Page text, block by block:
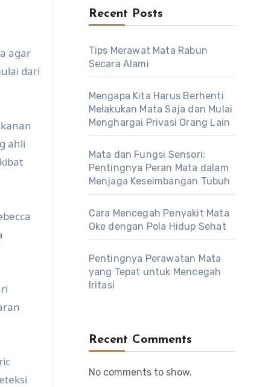
agar
dari
ahli
Recent Posts
Tips Merawat Mata Rabun
Secara Alami
Mengapa Kita Harus Berhenti
Melakukan Mata Saja dan Mulai
Menghargai Privasi Orang Lain
Mata dan Fungsi Sensori:
Pentingnya Peran Mata dalam
Menjaga Keseimbangan Tubuh
Cara Mencegah Penyakit Mata
Oke dengan Pola Hidup Sehat
Pentingnya Perawatan Mata
yang Tepat untuk Mencegah
Iritasi
Recent Comments
No comments to show.